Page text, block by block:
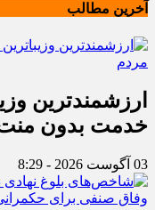
آخرین مطالب
ارزشمندترین
خدمت بدون
03 آگوست 2026 - 8:29